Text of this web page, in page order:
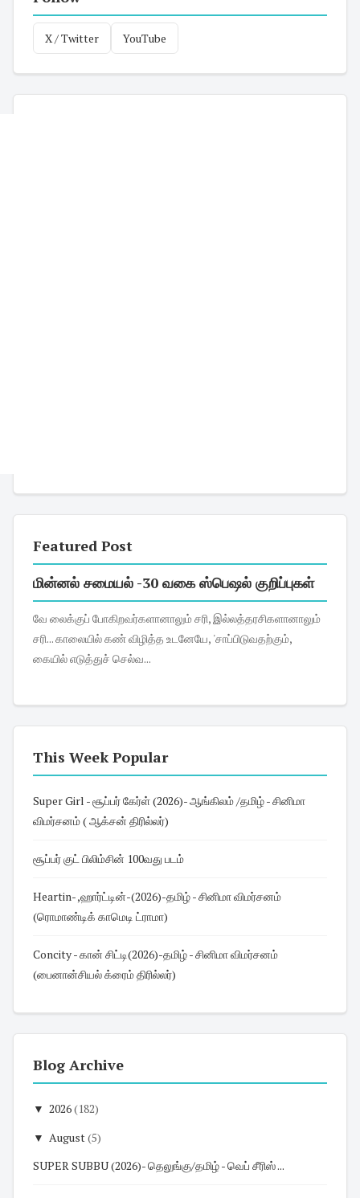
X / Twitter YouTube
Featured Post
மின்னல் சமையல் -30 வகை ஸ்பெஷல் குறிப்புகள்
வே லைக்குப் போகிறவர்களானாலும் சரி, இல்லத்தரசிகளானாலும்
சரி... காலையில் கண் விழித்த உடனேயே, 'சாப்பிடுவதற்கும்,
கையில் எடுத்துச் செல்வ...
This Week Popular
Super Girl - சூப்பர் கேர்ள் (2026)- ஆங்கிலம் /தமிழ் - சினிமா
விமர்சனம் ( ஆக்சன் திரில்லர்)
சூப்பர் குட் பிலிம்சின் 100வது படம்
Heartin- ,ஹார்ட்டின்-(2026)-தமிழ் - சினிமா விமர்சனம்
(ரொமாண்டிக் காமெடி ட்ராமா)
Concity - கான் சிட்டி(2026)-தமிழ் - சினிமா விமர்சனம்
(பைனான்சியல் க்ரைம் திரில்லர்)
Blog Archive
▼ 2026(182)
▼ August(5)
SUPER SUBBU (2026)- தெலுங்கு/தமிழ் - வெப் சீரிஸ் ...